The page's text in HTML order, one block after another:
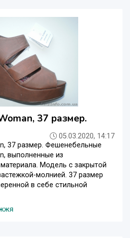
37 размер.
05.03.2020, 14:17
37 размер. Фешенебельные
выполненные из
Модель с закрытой
молнией. 37 размер
в себе стильной